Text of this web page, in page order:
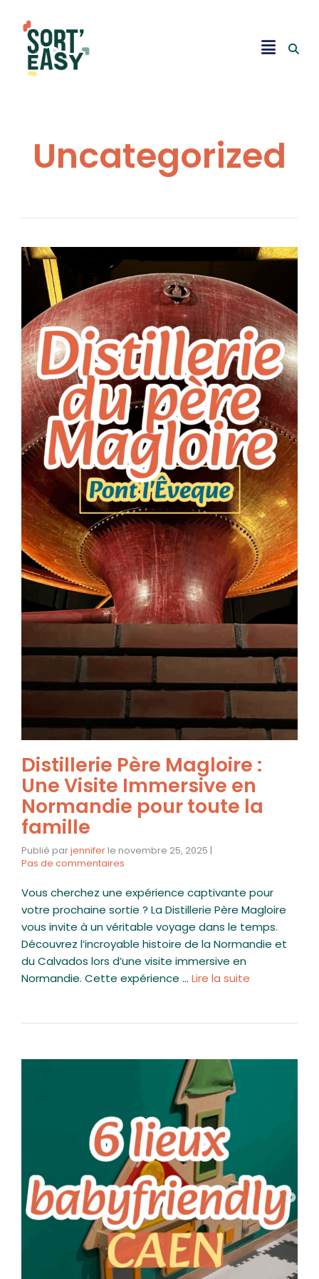
Uncategorized
Distillerie Père Magloire :
Une Visite Immersive en
Normandie pour toute la
famille
Publié parjennifer le novembre 25, 2025 |
Pas de commentaires
Vous cherchez une expérience captivante pour
votre prochaine sortie ? La Distillerie Père Magloire
vous invite à un véritable voyage dans le temps.
Découvrez l’incroyable histoire de la Normandie et
du Calvados lors d’une visite immersive en
Normandie. Cette expérience … Lire la suite